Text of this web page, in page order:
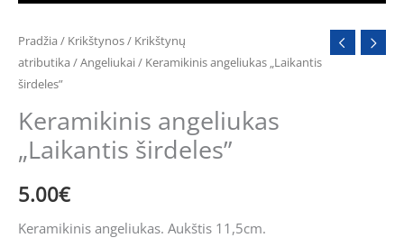
Pradžia / Krikštynos/ Krikštynų
atributika /Angeliukai/ Keramikinis angeliukas „Laikantis
širdeles”
Keramikinis angeliukas
„Laikantis širdeles”
5.00€
Keramikinis angeliukas. Aukštis 11,5cm.